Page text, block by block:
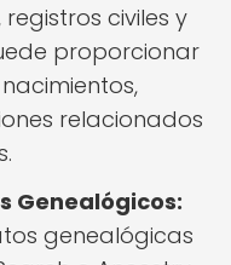
civiles y
proporcionar
relacionados
Genealógicos:
genealógicas